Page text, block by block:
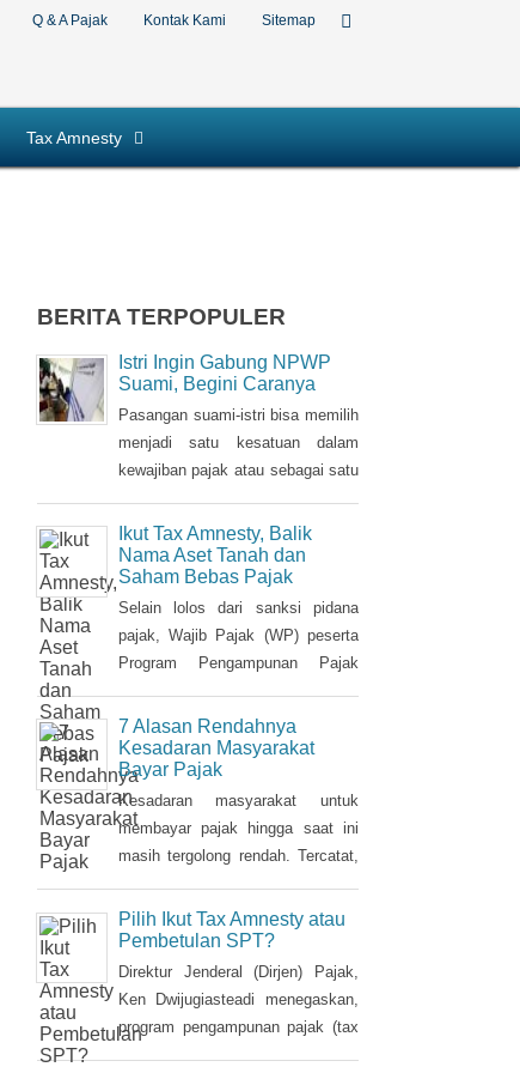
Q & A Pajak Kontak Kami Sitemap
Tax Amnesty
BERITA TERPOPULER
Istri Ingin Gabung NPWP
Suami, Begini Caranya
Pasangan suami-istri bisa memilih
menjadi satu kesatuan dalam
kewajiban pajak atau sebagai satu
(NPWP). Bila sebelumnya istri
sudah memiliki NPWP, maka
harus dihapuskan dan dialihkan ke
suami. Bagaimana caranya?
Ikut Tax Amnesty, Balik
Nama Aset Tanah dan
Saham Bebas Pajak
Selain lolos dari sanksi pidana
pajak, Wajib Pajak (WP) peserta
Program Pengampunan Pajak
fasilitas pembebasan pajak
penghasilan (PPh) oleh
pemerintah. Insentif ini dapat
diperoleh jika pemohon melakukan
balik nama atas harta berupa
saham dan harta tidak bergerak,
7 Alasan Rendahnya
Kesadaran Masyarakat
Bayar Pajak
Kesadaran masyarakat untuk
membayar pajak hingga saat ini
masih tergolong rendah. Tercatat,
hanya mencapai kurang 12
persen, lebih rendah dibandingkan
negara tetangga seperti Singapura
dan Malaysia.
Pilih Ikut Tax Amnesty atau
Pembetulan SPT?
Direktur Jenderal (Dirjen) Pajak,
Ken Dwijugiasteadi menegaskan,
program pengampunan pajak (tax